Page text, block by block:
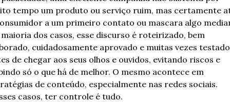
tempo um produto ou serviço ruim, mas certamente
a um primeiro contato ou mascara algo
dos casos, esse discurso é roteirizado, bem
cuidadosamente aprovado e muitas vezes testado
de chegar aos seus olhos e ouvidos, evitando riscos e
só o que há de melhor. O mesmo acontece em
de conteúdo, especialmente nas redes sociais.
casos, ter controle é tudo.